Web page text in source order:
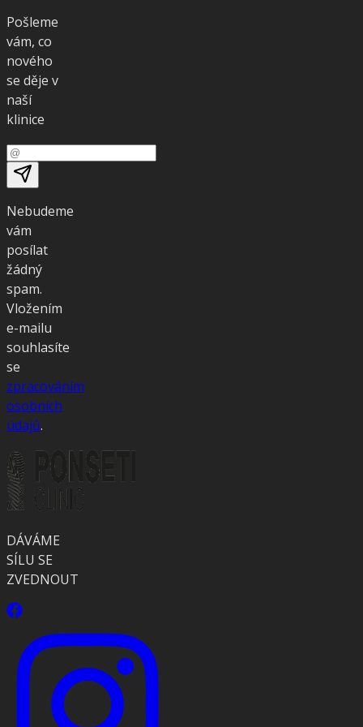
Pošleme
vám, co
nového
se děje v
naší
klinice
Nebudeme
vám
posílat
žádný
spam.
Vložením
e-mailu
souhlasíte
se
zpracováním
osobních
údajů.
DÁVÁME
SÍLU SE
ZVEDNOUT